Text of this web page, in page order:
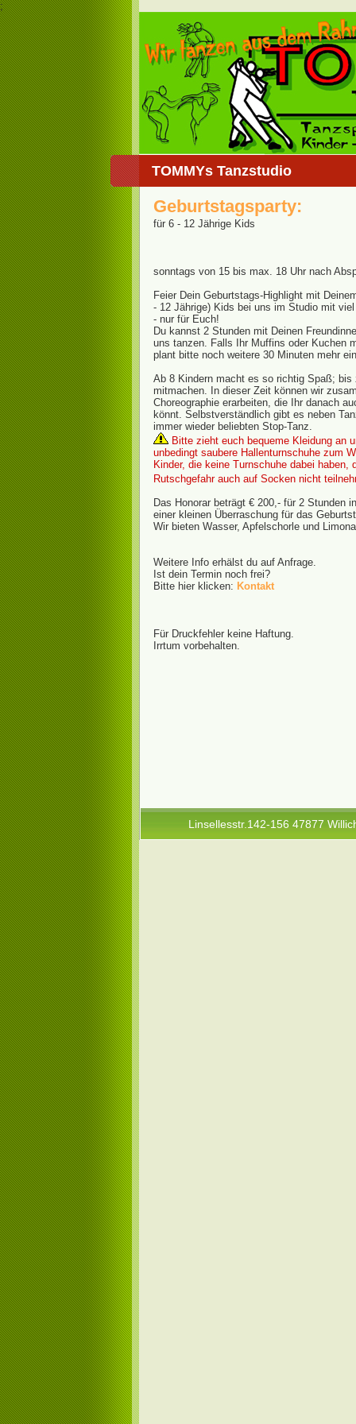
;
TOMMYs Tanzstudio
Geburtstagsparty:
für 6 - 12 Jährige Kids
sonntags von 15 bis max. 18 Uhr nach
Feier Dein Geburtstags-Highlight mit
- 12 Jährige) Kids bei uns im Studio mit
- nur für Euch!
Du kannst 2 Stunden mit Deinen
uns tanzen. Falls Ihr Muffins oder Kuchen
plant bitte noch weitere 30 Minuten mehr
Ab 8 Kindern macht es so richtig Spaß; bis
mitmachen. In dieser Zeit können wir
Choreographie erarbeiten, die Ihr danach
könnt. Selbstverständlich gibt es neben
immer wieder beliebten Stop-Tanz.
Bitte zieht euch bequeme Kleidung an
unbedingt saubere Hallenturnschuhe zum
Kinder, die keine Turnschuhe dabei haben,
Rutschgefahr auch auf Socken nicht
Das Honorar beträgt € 200,- für 2 Stunden
einer kleinen Überraschung für das
Wir bieten Wasser, Apfelschorle und
Weitere Info erhälst du auf Anfrage.
Ist dein Termin noch frei?
Bitte hier klicken: Kontakt
Für Druckfehler keine Haftung.
Irrtum vorbehalten.
Linsellesstr.142-156 47877